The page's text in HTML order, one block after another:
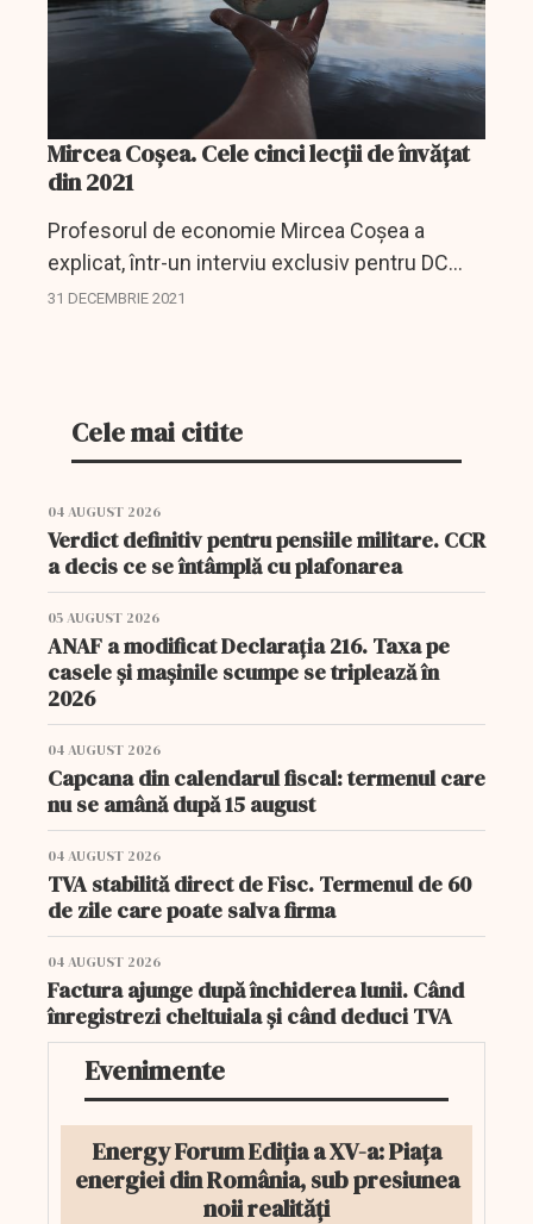
Mircea Coșea. Cele cinci lecții de învățat
din 2021
Profesorul de economie Mircea Coşea a
explicat, într-un interviu exclusiv pentru DC
NEWS, care sunt lecţiile pe care ar trebui să le
31 DECEMBRIE 2021
Cele mai citite
04 AUGUST 2026
Verdict definitiv pentru pensiile militare. CCR
a decis ce se întâmplă cu plafonarea
05 AUGUST 2026
ANAF a modificat Declarația 216. Taxa pe
casele și mașinile scumpe se triplează în
2026
04 AUGUST 2026
Capcana din calendarul fiscal: termenul care
nu se amână după 15 august
04 AUGUST 2026
TVA stabilită direct de Fisc. Termenul de 60
de zile care poate salva firma
04 AUGUST 2026
Factura ajunge după închiderea lunii. Când
înregistrezi cheltuiala și când deduci TVA
Evenimente
Energy Forum Ediția a XV-a: Piața
energiei din România, sub presiunea
noii realități